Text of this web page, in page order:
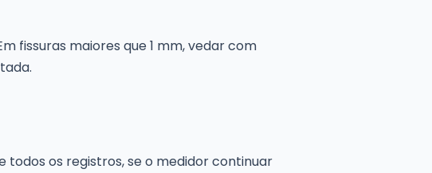
fissuras maiores que 1 mm, vedar com
os registros, se o medidor continuar